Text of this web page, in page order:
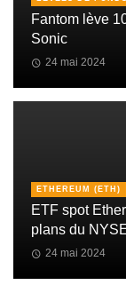
Fantom lève
Sonic
24 mai 2024
ETHEREUM (ETH)
ETF spot
plans du
24 mai 2024